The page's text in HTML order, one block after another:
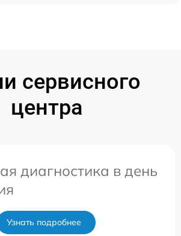
сервисного
центра
диагностика в день
Узнать подробнее